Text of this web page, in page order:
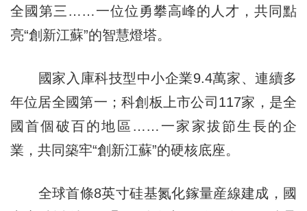
全國第三……一位位勇攀高峰的人才，共同點
亮“創新江蘇”的智慧燈塔。
國家入庫科技型中小企業9.4萬家、連續多
年位居全國第一；科創板上市公司117家，是全
國首個破百的地區……一家家拔節生長的企
業，共同築牢“創新江蘇”的硬核底座。
全球首條8英寸硅基氮化鎵量産線建成，國